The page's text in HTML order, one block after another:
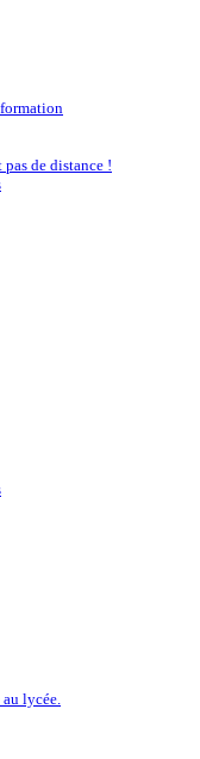
de distance !
lycée.